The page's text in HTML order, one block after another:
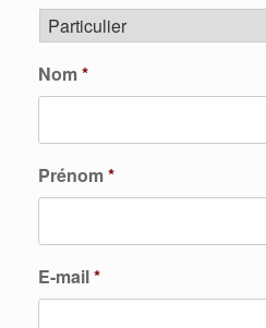
Nom*
Prénom*
E-mail*